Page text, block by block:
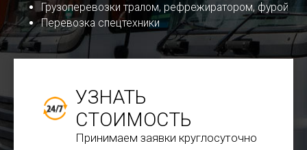
Грузоперевозки тралом, рефрежиратором, фурой
Перевозка спецтехники
УЗНАТЬ
СТОИМОСТЬ
Принимаем заявки круглосуточно